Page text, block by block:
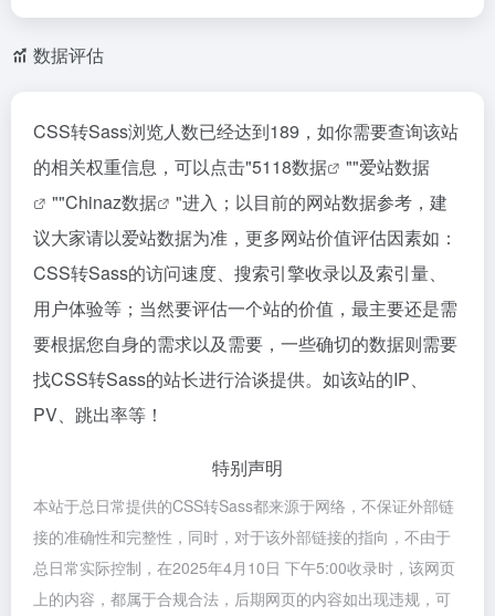
数据评估
CSS转Sass浏览人数已经达到189，如你需要查询该站
的相关权重信息，可以点击"5118数据 ""爱站数据
""Chinaz数据
"进入；以目前的网站数据参考，建
议大家请以爱站数据为准，更多网站价值评估因素如：
CSS转Sass的访问速度、搜索引擎收录以及索引量、
用户体验等；当然要评估一个站的价值，最主要还是需
要根据您自身的需求以及需要，一些确切的数据则需要
找CSS转Sass的站长进行洽谈提供。如该站的IP、
PV、跳出率等！
特别声明
本站于总日常提供的CSS转Sass都来源于网络，不保证外部链
接的准确性和完整性，同时，对于该外部链接的指向，不由于
总日常实际控制，在2025年4月10日 下午5:00收录时，该网页
上的内容，都属于合规合法，后期网页的内容如出现违规，可